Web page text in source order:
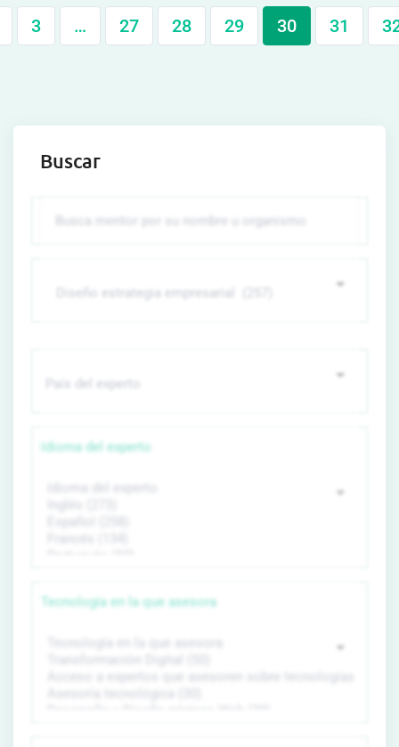
3 … 27 28 29 30 31
Buscar
Idioma del experto
Tecnología en la que asesora